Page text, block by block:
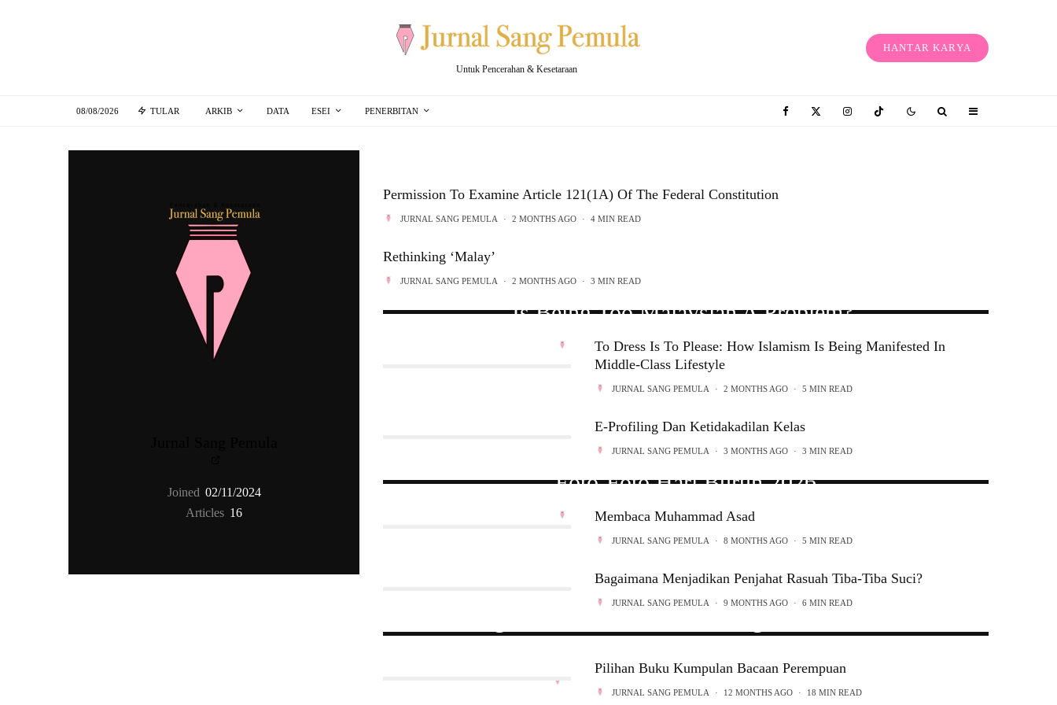
Untuk Pencerahan & Kesetaraan
HANTAR KARYA
08/08/2026 TULAR ARKIB DATA ESEI PENERBITAN
Joined 02/11/2024
Articles 16
Permission To Examine Article 121(1A) Of The Federal Constitution
JURNAL SANG PEMULA · 2 MONTHS AGO · 4 MIN READ
Rethinking ‘Malay’
JURNAL SANG PEMULA · 2 MONTHS AGO · 3 MIN READ
Is Being Too Malaysian A Problem?
JURNAL SANG PEMULA · 2 MONTHS AGO · 3 MIN READ
To Dress Is To Please: How Islamism Is Being Manifested In
Middle-Class Lifestyle
JURNAL SANG PEMULA · 2 MONTHS AGO · 5 MIN READ
E-Profiling Dan Ketidakadilan Kelas
JURNAL SANG PEMULA · 3 MONTHS AGO · 3 MIN READ
Foto-Foto Hari Buruh 2026
JURNAL SANG PEMULA · 3 MONTHS AGO
Membaca Muhammad Asad
JURNAL SANG PEMULA · 8 MONTHS AGO · 5 MIN READ
Bagaimana Menjadikan Penjahat Rasuah Tiba-Tiba Suci?
JURNAL SANG PEMULA · 9 MONTHS AGO · 6 MIN READ
Pilihan Buku Kumpulan Bacaan Perempuan
JURNAL SANG PEMULA · 12 MONTHS AGO · 18 MIN READ
Dr. Azhar Ibrahim
anak-anak muda dari Malaysia, Indonesia
dan Singapura yang membaca dan menulis